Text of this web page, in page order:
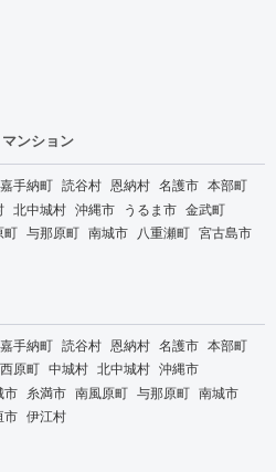
ンション
嘉手納町 読谷村 恩納村 名護市 本部町
北中城村 沖縄市 うるま市 金武町
町 与那原町 南城市 八重瀬町 宮古島市
嘉手納町 読谷村 恩納村 名護市 本部町
西原町 中城村 北中城村 沖縄市
市 糸満市 南風原町 与那原町 南城市
市 伊江村